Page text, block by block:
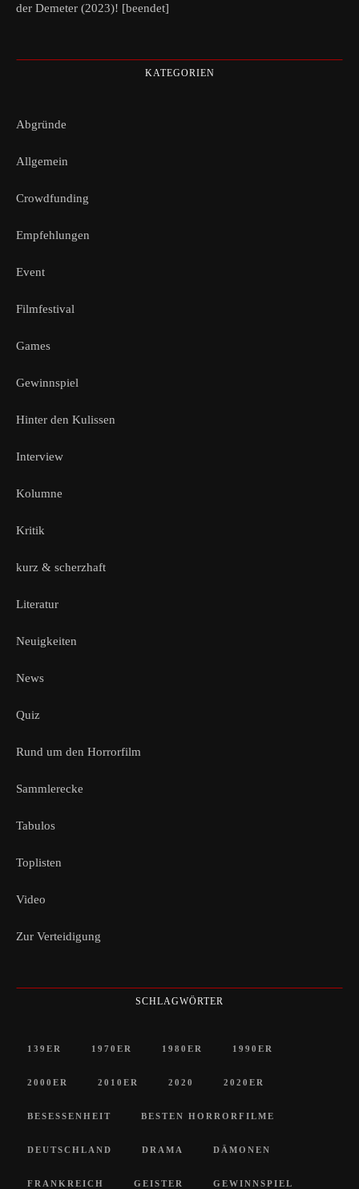
der Demeter (2023)! [beendet]
KATEGORIEN
Abgründe
Allgemein
Crowdfunding
Empfehlungen
Event
Filmfestival
Games
Gewinnspiel
Hinter den Kulissen
Interview
Kolumne
Kritik
kurz & scherzhaft
Literatur
Neuigkeiten
News
Quiz
Rund um den Horrorfilm
Sammlerecke
Tabulos
Toplisten
Video
Zur Verteidigung
SCHLAGWÖRTER
139ER 1970ER 1980ER 1990ER
2000ER 2010ER 2020 2020ER
BESESSENHEIT BESTEN HORRORFILME
DEUTSCHLAND DRAMA DÄMONEN
FRANKREICH GEISTER GEWINNSPIEL